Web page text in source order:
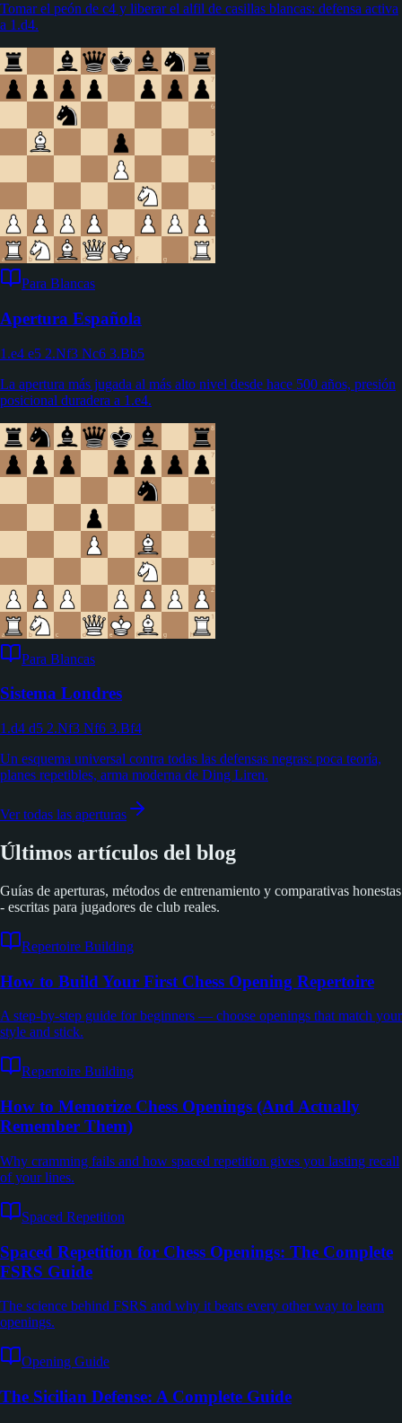
Tomar el peón de c4 y liberar el alfil de casillas blancas: defensa activa
a 1.d4.
Para Blancas
Apertura Española
1.e4 e5 2.Nf3 Nc6 3.Bb5
La apertura más jugada al más alto nivel desde hace 500 años, presión
posicional duradera a 1.e4.
Para Blancas
Sistema Londres
1.d4 d5 2.Nf3 Nf6 3.Bf4
Un esquema universal contra todas las defensas negras: poca teoría,
planes repetibles, arma moderna de Ding Liren.
Ver todas las aperturas
Últimos artículos del blog
Guías de aperturas, métodos de entrenamiento y comparativas honestas
- escritas para jugadores de club reales.
Repertoire Building
How to Build Your First Chess Opening Repertoire
A step-by-step guide for beginners — choose openings that match your
style and stick.
Repertoire Building
How to Memorize Chess Openings (And Actually
Remember Them)
Why cramming fails and how spaced repetition gives you lasting recall
of your lines.
Spaced Repetition
Spaced Repetition for Chess Openings: The Complete
FSRS Guide
The science behind FSRS and why it beats every other way to learn
openings.
Opening Guide
The Sicilian Defense: A Complete Guide